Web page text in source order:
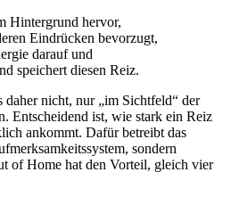
Hintergrund hervor,
Eindrücken bevorzugt,
darauf und
speichert diesen Reiz.
daher nicht, nur „im Sichtfeld“ der
Entscheidend ist, wie stark ein Reiz
ankommt. Dafür betreibt das
sondern
of Home hat den Vorteil, gleich vier